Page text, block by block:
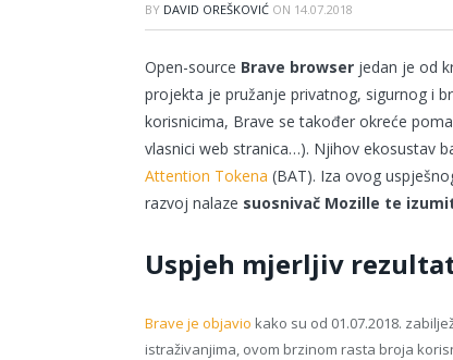
BY DAVID OREŠKOVIĆ ON 14.07.2018
Open-source Brave browser jedan je od
projekta je pružanje privatnog, sigurnog i
korisnicima, Brave se također okreće
vlasnici web stranica…). Njihov ekosustav
Attention Tokena (BAT). Iza ovog
razvoj nalaze suosnivač Mozille te
Uspjeh mjerljiv
Brave je objavio kako su od 01.07.2018.
istraživanjima, ovom brzinom rasta broja